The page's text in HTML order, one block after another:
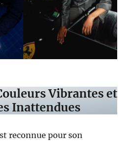
Vibrantes et
Inattendues
reconnue pour son